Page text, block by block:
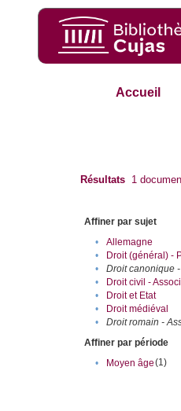
Accueil
Résultats 1
Affiner par sujet
•
Allemagne
•
Droit (général) -
•
Droit canonique
•
Droit civil -
•
Droit et Etat
•
Droit médiéval
•
Droit romain -
Affiner par période
•
Moyen âge(1)